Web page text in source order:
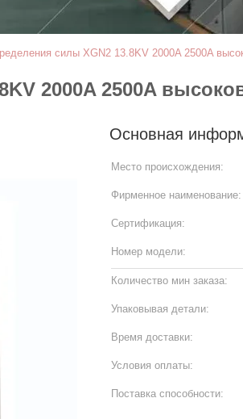
силы XGN2 13.8KV 2000A 2500A
2000A 2500A
Основная
Место происхождения:
Фирменное наименование:
Сертификация:
Номер модели:
Количество мин заказа:
Упаковывая детали:
Время доставки:
Условия оплаты:
Поставка способности: